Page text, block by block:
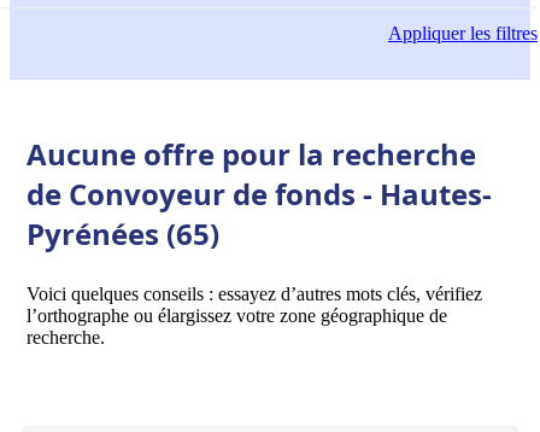
Appliquerles filtres
Aucune offre pour la recherche
de Convoyeur de fonds - Hautes-
Pyrénées (65)
Voici quelques conseils : essayez d’autres mots clés, vérifiez
l’orthographe ou élargissez votre zone géographique de
recherche.